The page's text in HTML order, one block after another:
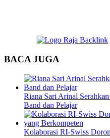
BACA JUGA
Riana Sari Arinal
Band dan Pelajar
Kolaborasi RI-Swiss